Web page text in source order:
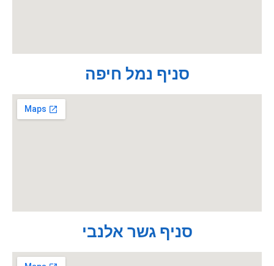
סניף נמל חיפה
סניף גשר אלנבי